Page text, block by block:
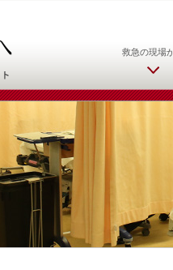
日本救急医
救急の現場